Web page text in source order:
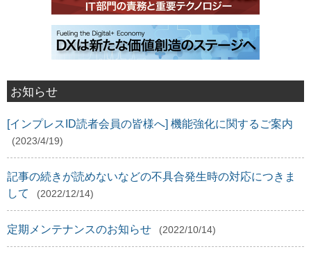
お知らせ
[インプレスID読者会員の皆様へ] 機能強化に関するご案内
(2023/4/19)
記事の続きが読めないなどの不具合発生時の対応につきま
して
(2022/12/14)
定期メンテナンスのお知らせ (2022/10/14)